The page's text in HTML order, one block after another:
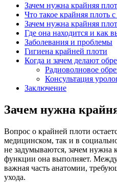
Зачем нужна крайняя
Что такое крайняя плоть
Зачем нужна крайняя
Где она находится и как
Заболевания и проблемы
Гигиена крайней плоти
Когда и зачем делают
Радиоволновое
Консультация
Заключение
Зачем нужна
Вопрос о крайней плоти
медицинском, так и в
не задумываются, зачем нужна
функции она выполняет.
важная часть анатомии,
ухода.